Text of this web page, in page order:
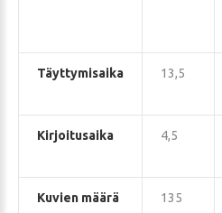
Täyttymisaika 13,5
Kirjoitusaika 4,5
Kuvien määrä 135